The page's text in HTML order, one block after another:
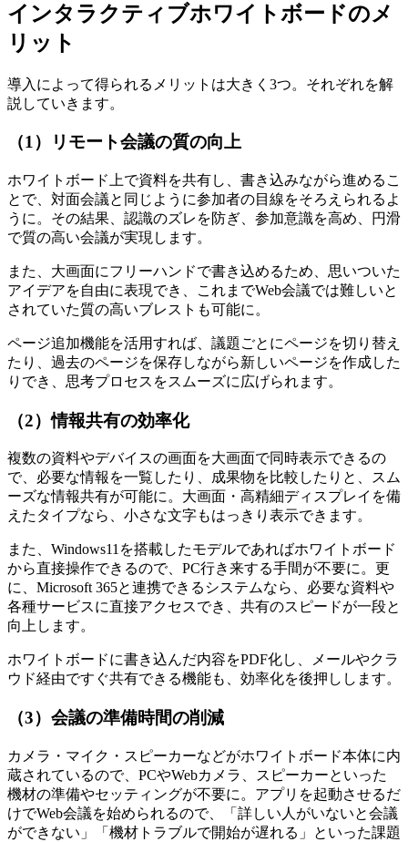
インタラクティブホワイトボードのメ
リット
導入によって得られるメリットは大きく3つ。それぞれを解
説していきます。
（1）リモート会議の質の向上
ホワイトボード上で資料を共有し、書き込みながら進めるこ
とで、対面会議と同じように参加者の目線をそろえられるよ
うに。その結果、認識のズレを防ぎ、参加意識を高め、円滑
で質の高い会議が実現します。
また、大画面にフリーハンドで書き込めるため、思いついた
アイデアを自由に表現でき、これまでWeb会議では難しいと
されていた質の高いブレストも可能に。
ページ追加機能を活用すれば、議題ごとにページを切り替え
たり、過去のページを保存しながら新しいページを作成した
りでき、思考プロセスをスムーズに広げられます。
（2）情報共有の効率化
複数の資料やデバイスの画面を大画面で同時表示できるの
で、必要な情報を一覧したり、成果物を比較したりと、スム
ーズな情報共有が可能に。大画面・高精細ディスプレイを備
えたタイプなら、小さな文字もはっきり表示できます。
また、Windows11を搭載したモデルであればホワイトボード
から直接操作できるので、PC行き来する手間が不要に。更
に、Microsoft 365と連携できるシステムなら、必要な資料や
各種サービスに直接アクセスでき、共有のスピードが一段と
向上します。
ホワイトボードに書き込んだ内容をPDF化し、メールやクラ
ウド経由ですぐ共有できる機能も、効率化を後押しします。
（3）会議の準備時間の削減
カメラ・マイク・スピーカーなどがホワイトボード本体に内
蔵されているので、PCやWebカメラ、スピーカーといった
機材の準備やセッティングが不要に。アプリを起動させるだ
けでWeb会議を始められるので、「詳しい人がいないと会議
ができない」「機材トラブルで開始が遅れる」といった課題